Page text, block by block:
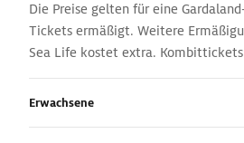
Die Preise gelten für eine
Tickets ermäßigt. Weitere
Sea Life kostet extra.
Erwachsene